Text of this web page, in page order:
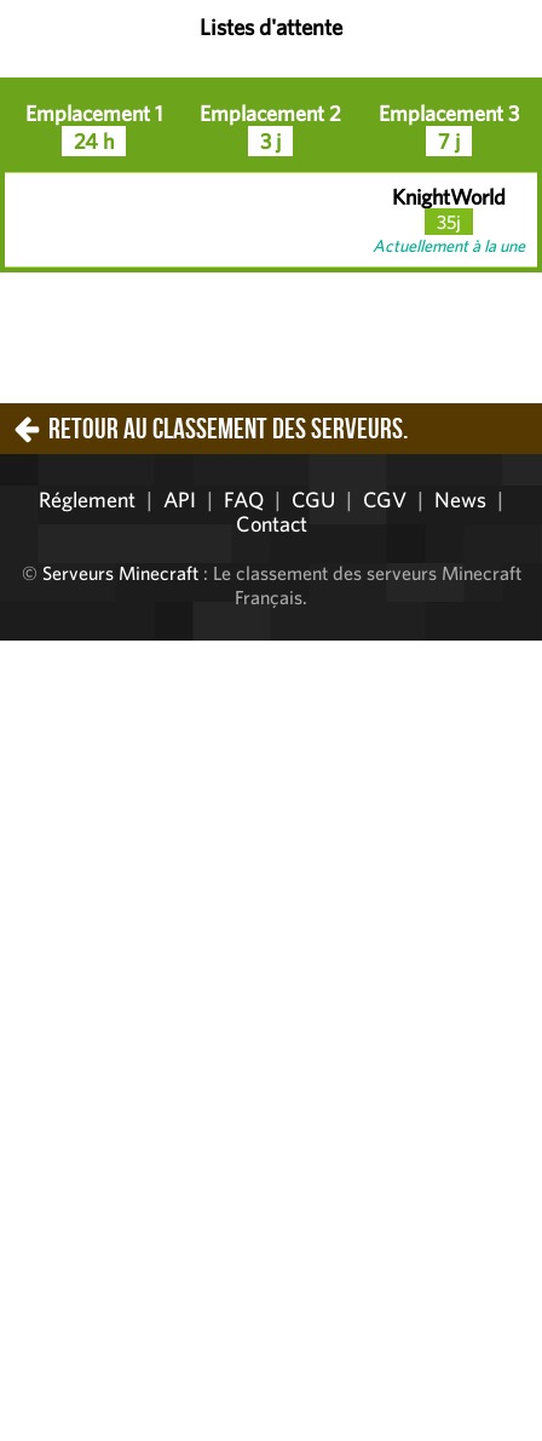
Listes d'attente
Emplacement 1
24 h
Emplacement 2
3 j
Emplacement 3
7 j
KnightWorld
35j
Actuellement à la une
Retour au classement des serveurs.
Réglement | API | FAQ | CGU | CGV | News |
Contact
© Serveurs Minecraft: Le classement des serveurs Minecraft
Français.